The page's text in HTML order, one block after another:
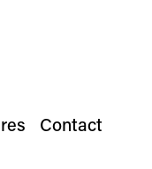
Contact